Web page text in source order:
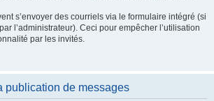
s’envoyer des courriels via le formulaire intégré (si
l’administrateur). Ceci pour empêcher l’utilisation
par les invités.
publication de messages